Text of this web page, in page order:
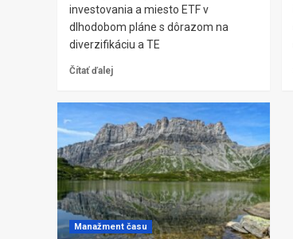
investovania a miesto ETF v
dlhodobom pláne s dôrazom na
diverzifikáciu a TE
Čítať ďalej
Manažment času